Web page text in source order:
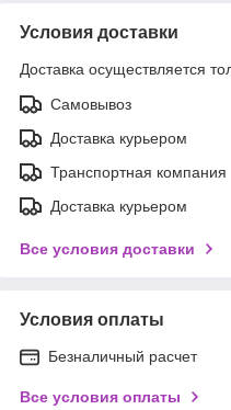
Условия доставки
Доставка осуществляется
Самовывоз
Доставка курьером
Транспортная компания
Доставка курьером
Все условия доставки
Условия оплаты
Безналичный расчет
Все условия оплаты